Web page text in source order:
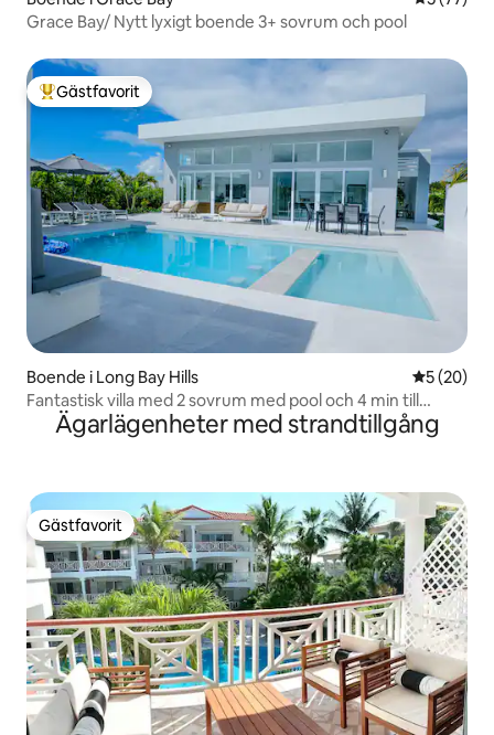
Grace Bay/ Nytt lyxigt boende 3+ sovrum och pool
Populär gästfavorit
Gästfavorit
Boende i Long Bay Hills 5 av 5 i
5 (20)
Fantastisk villa med 2 sovrum med pool och 4 min till
stranden
Ägarlägenheter med strandtillgång
Gästfavorit
Gästfavorit